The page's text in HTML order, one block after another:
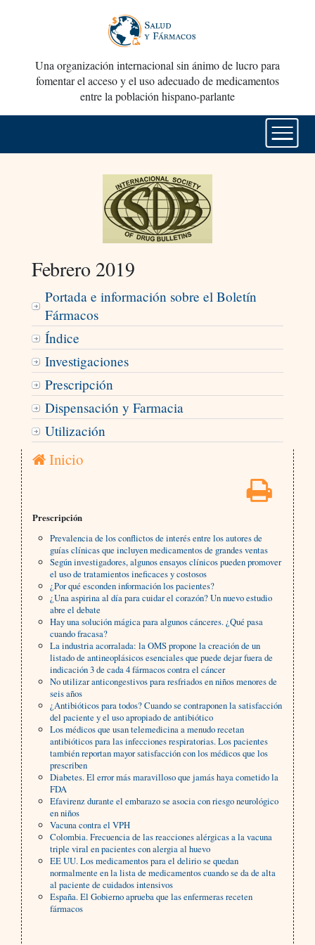
Una organización internacional sin ánimo de lucro para
fomentar el acceso y el uso adecuado de medicamentos
entre la población hispano-parlante
Febrero 2019
Portada e información sobre el Boletín
Fármacos
Índice
Investigaciones
Prescripción
Dispensación y Farmacia
Utilización
Inicio
Prescripción
Prevalencia de los conflictos de interés entre los autores de
guías clínicas que incluyen medicamentos de grandes ventas
Según investigadores, algunos ensayos clínicos pueden promover
el uso de tratamientos ineficaces y costosos
¿Por qué esconden información los pacientes?
¿Una aspirina al día para cuidar el corazón? Un nuevo estudio
abre el debate
Hay una solución mágica para algunos cánceres. ¿Qué pasa
cuando fracasa?
La industria acorralada: la OMS propone la creación de un
listado de antineoplásicos esenciales que puede dejar fuera de
indicación 3 de cada 4 fármacos contra el cáncer
No utilizar anticongestivos para resfriados en niños menores de
seis años
¿Antibióticos para todos? Cuando se contraponen la satisfacción
del paciente y el uso apropiado de antibiótico
Los médicos que usan telemedicina a menudo recetan
antibióticos para las infecciones respiratorias. Los pacientes
también reportan mayor satisfacción con los médicos que los
prescriben
Diabetes. El error más maravilloso que jamás haya cometido la
FDA
Efavirenz durante el embarazo se asocia con riesgo neurológico
en niños
Vacuna contra el VPH
Colombia. Frecuencia de las reacciones alérgicas a la vacuna
triple viral en pacientes con alergia al huevo
EE UU. Los medicamentos para el delirio se quedan
normalmente en la lista de medicamentos cuando se da de alta
al paciente de cuidados intensivos
España. El Gobierno aprueba que las enfermeras receten
fármacos